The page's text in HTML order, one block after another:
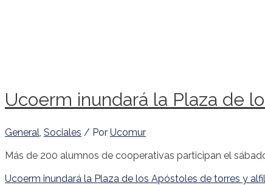
Ucoerm inundará la Plaza de
General Sociales / Por Ucomur
Más de 200 alumnos de cooperativas participan el
Ucoerm inundará la Plaza de los Apóstoles de torres y